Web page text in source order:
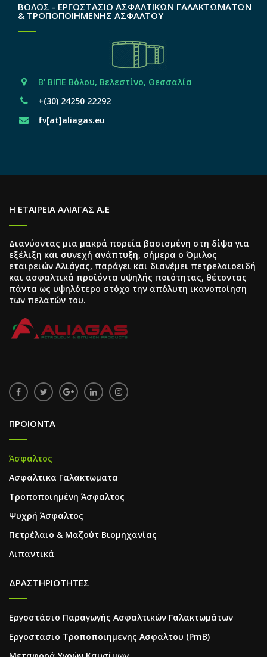
ΒΟΛΟΣ - ΕΡΓΟΣΤΑΣΙΟ ΑΣΦΑΛΤΙΚΩΝ ΓΑΛΑΚΤΩΜΑΤΩΝ
& ΤΡΟΠΟΠΟΙΗΜΕΝΗΣ ΑΣΦΑΛΤΟΥ
Β' ΒΙΠΕ Βόλου, Βελεστίνο, Θεσσαλία
+(30) 24250 22292
fv[at]aliagas.eu
Η ΕΤΑΙΡΕΙΑ ΑΛΙΑΓΑΣ Α.Ε
Διανύοντας μια μακρά πορεία βασισμένη στη δίψα για
εξέλιξη και συνεχή ανάπτυξη, σήμερα ο Όμιλος
εταιρειών Αλιάγας, παράγει και διανέμει πετρελαιοειδή
και ασφαλτικά προϊόντα υψηλής ποιότητας, θέτοντας
πάντα ως υψηλότερο στόχο την απόλυτη ικανοποίηση
των πελατών του.
ΠΡΟΙΟΝΤΑ
Άσφαλτος
Ασφαλτικα Γαλακτωματα
Τροποποιημένη Άσφαλτος
Ψυχρή Άσφαλτος
Πετρέλαιο & Μαζούτ Βιομηχανίας
Λιπαντικά
ΔΡΑΣΤΗΡΙΟΤΗΤΕΣ
Εργοστάσιο Παραγωγής Ασφαλτικών Γαλακτωμάτων
Εργοστασιο Τροποποιημενης Ασφαλτου (PmB)